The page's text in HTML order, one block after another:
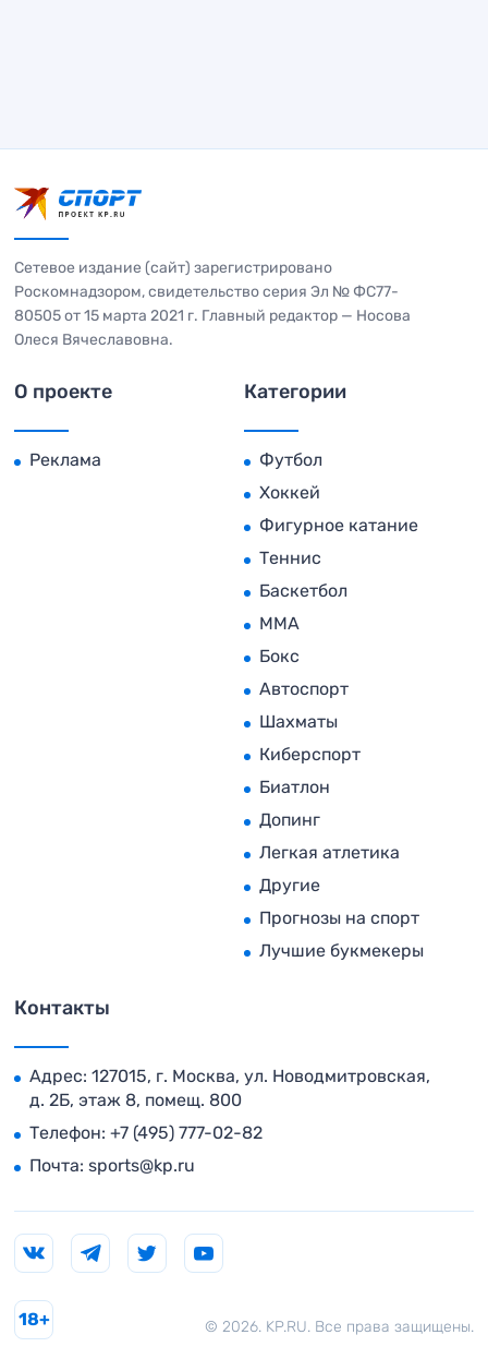
Сетевое издание (сайт) зарегистрировано
Роскомнадзором, свидетельство серия Эл № ФС77-
80505 от 15 марта 2021 г. Главный редактор — Носова
Олеся Вячеславовна.
О проекте
Реклама
Категории
Футбол
Хоккей
Фигурное катание
Теннис
Баскетбол
MMA
Бокс
Автоспорт
Шахматы
Киберспорт
Биатлон
Допинг
Легкая атлетика
Другие
Прогнозы на спорт
Лучшие букмекеры
Контакты
Адрес: 127015, г. Москва, ул. Новодмитровская,
д. 2Б, этаж 8, помещ. 800
Телефон: +7 (495) 777-02-82
Почта: sports@kp.ru
© 2026. KP.RU. Все права защищены.
18+